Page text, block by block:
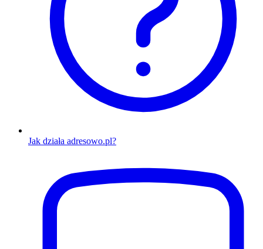
Jak działa adresowo.pl?